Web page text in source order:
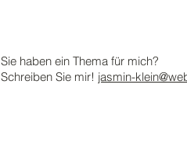
Sie haben ein Thema für mich?
Schreiben Sie mir! jasmin-